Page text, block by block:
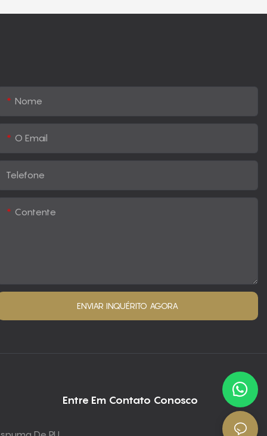
Nome
O Email
Telefone
Contente
ENVIAR INQUÉRITO AGORA
Entre Em Contato Conosco